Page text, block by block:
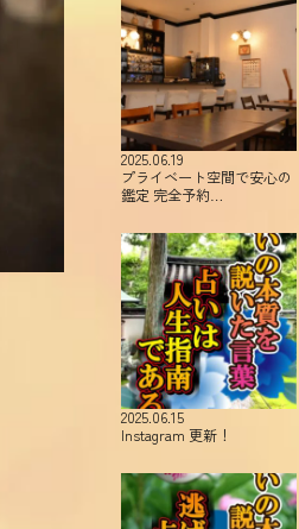
2025.06.19
プライベート空間で安心の
鑑定 完全予約…
2025.06.15
Instagram 更新！